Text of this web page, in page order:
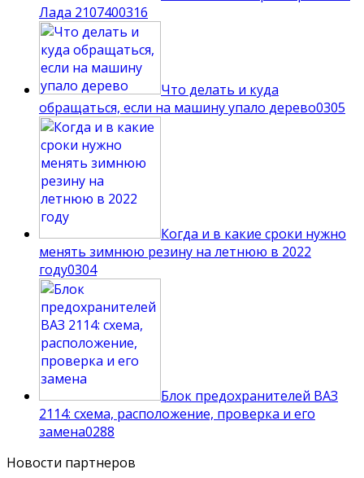
Лада 2107400316
Что делать и куда
обращаться, если на машину упало дерево0305
Когда и в какие сроки нужно
менять зимнюю резину на летнюю в 2022
году0304
Блок предохранителей ВАЗ
2114: схема, расположение, проверка и его
замена0288
Новости партнеров